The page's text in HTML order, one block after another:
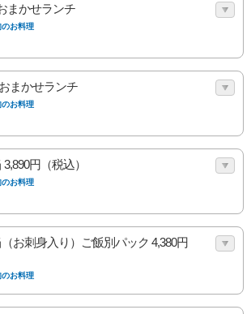
まかせランチ
のお料理
まかせランチ
のお料理
円（税込）
のお料理
お刺身入り）ご飯別パック 4,380円
のお料理